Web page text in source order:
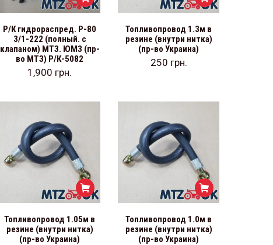
Р/К гидрораспред. Р-80
3/1-222 (полный. с
клапаном) МТЗ. ЮМЗ (пр-
во МТЗ) Р/К-5082
1,900 грн.
Топливопровод 1.3м в
резине (внутри нитка)
(пр-во Украина)
250 грн.
Топливопровод 1.05м в
резине (внутри нитка)
(пр-во Украина)
Топливопровод 1.0м в
резине (внутри нитка)
(пр-во Украина)